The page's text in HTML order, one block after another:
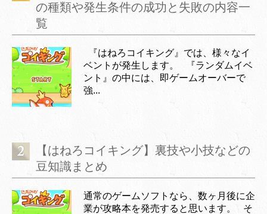
の種類や発生条件の成功と失敗の内容一
覧
『はねろコイキング』では、様々なイ
ベントが発生します。 『ランダムイベ
ント』の中には、即ゲームオーバーで
強...
【はねろコイキング】裏技や小技などの
豆知識まとめ
通常のゲームソフトなら、数ヶ月後に企
業が攻略本を発売すると思います。 そ